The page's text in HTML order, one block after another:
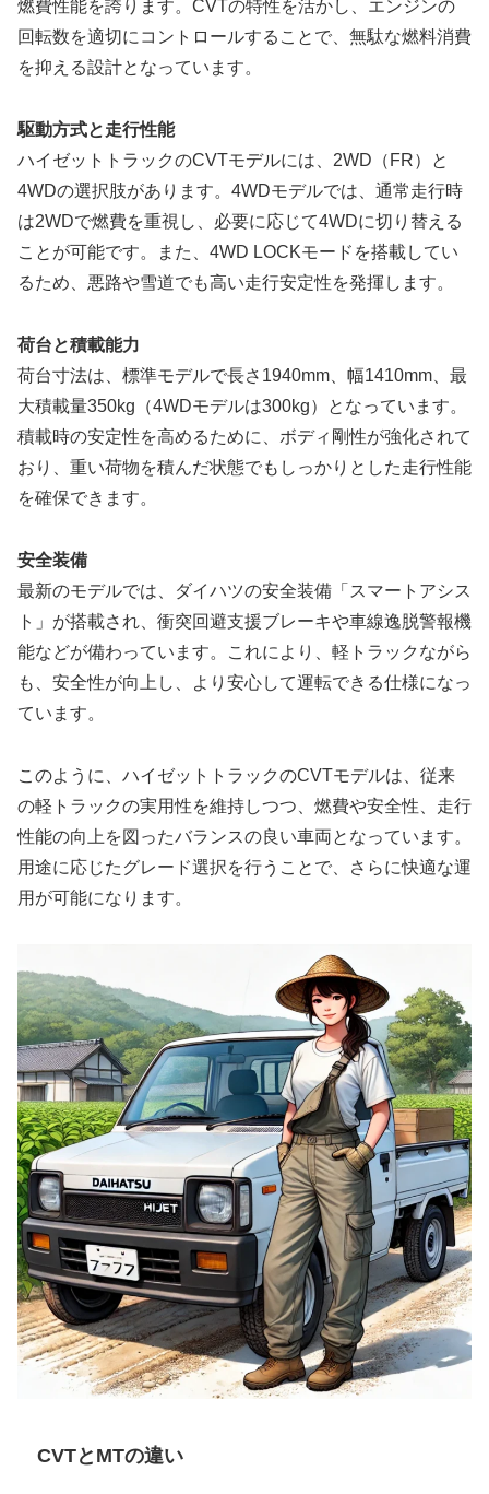
燃費性能を誇ります。CVTの特性を活かし、エンジンの
回転数を適切にコントロールすることで、無駄な燃料消費
を抑える設計となっています。
駆動方式と走行性能
ハイゼットトラックのCVTモデルには、2WD（FR）と
4WDの選択肢があります。4WDモデルでは、通常走行時
は2WDで燃費を重視し、必要に応じて4WDに切り替える
ことが可能です。また、4WD LOCKモードを搭載してい
るため、悪路や雪道でも高い走行安定性を発揮します。
荷台と積載能力
荷台寸法は、標準モデルで長さ1940mm、幅1410mm、最
大積載量350kg（4WDモデルは300kg）となっています。
積載時の安定性を高めるために、ボディ剛性が強化されて
おり、重い荷物を積んだ状態でもしっかりとした走行性能
を確保できます。
安全装備
最新のモデルでは、ダイハツの安全装備「スマートアシス
ト」が搭載され、衝突回避支援ブレーキや車線逸脱警報機
能などが備わっています。これにより、軽トラックながら
も、安全性が向上し、より安心して運転できる仕様になっ
ています。
このように、ハイゼットトラックのCVTモデルは、従来
の軽トラックの実用性を維持しつつ、燃費や安全性、走行
性能の向上を図ったバランスの良い車両となっています。
用途に応じたグレード選択を行うことで、さらに快適な運
用が可能になります。
CVTとMTの違い